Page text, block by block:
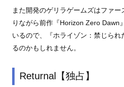
また開発のゲリラゲームズはファ
りながら前作『Horizon Zero Dawn
いるので、『ホライゾン：禁じられ
るのかもしれません。
Returnal【独占】